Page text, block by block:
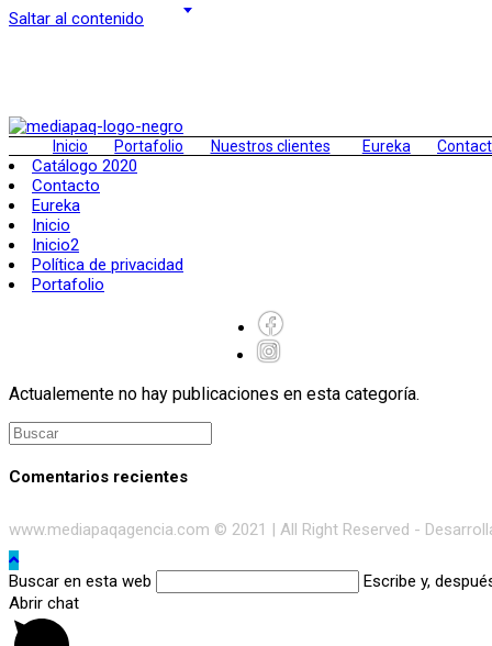
Saltar al contenido
Inicio Portafolio Nuestros clientes Eureka
Catálogo 2020
Contacto
Eureka
Inicio
Inicio2
Política de privacidad
Portafolio
Actualemente no hay publicaciones en esta categoría.
Comentarios recientes
www.mediapaqagencia.com © 2021 | All Right Reserved -
Buscar en esta web
Escribe y,
Abrir chat